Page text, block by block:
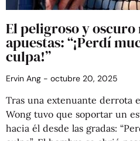
El peligroso y oscuro
apuestas: “¡Perdí
culpa!”
Ervin Ang octubre 20, 2025
Tras una extenuante derrota
Wong tuvo que soportar un
hacia él desde las gradas: